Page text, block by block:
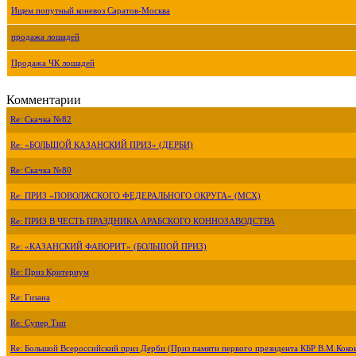
Ищем попутный коневоз Саратов-Москва
продажа лошадей
Продажа ЧК лошадей
Комментарии
Re: Скачка №82
Re: «БОЛЬШОЙ КАЗАНСКИЙ ПРИЗ» (ДЕРБИ)
Re: Скачка №80
Re: ПРИЗ «ПОВОЛЖСКОГО ФЕДЕРАЛЬНОГО ОКРУГА» (МСХ)
Re: ПРИЗ В ЧЕСТЬ ПРАЗДНИКА АРАБСКОГО КОННОЗАВОДСТВА
Re: «КАЗАНСКИЙ ФАВОРИТ» (БОЛЬШОЙ ПРИЗ)
Re: Приз Критериум
Re: Гизана
Re: Супер Тип
Re: Большой Всероссийский приз Дерби (Приз памяти первого президента КБР